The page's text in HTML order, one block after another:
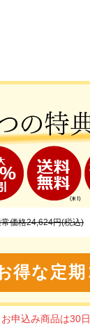
常価格24,624円(税込)
得な定
申込み商品は30